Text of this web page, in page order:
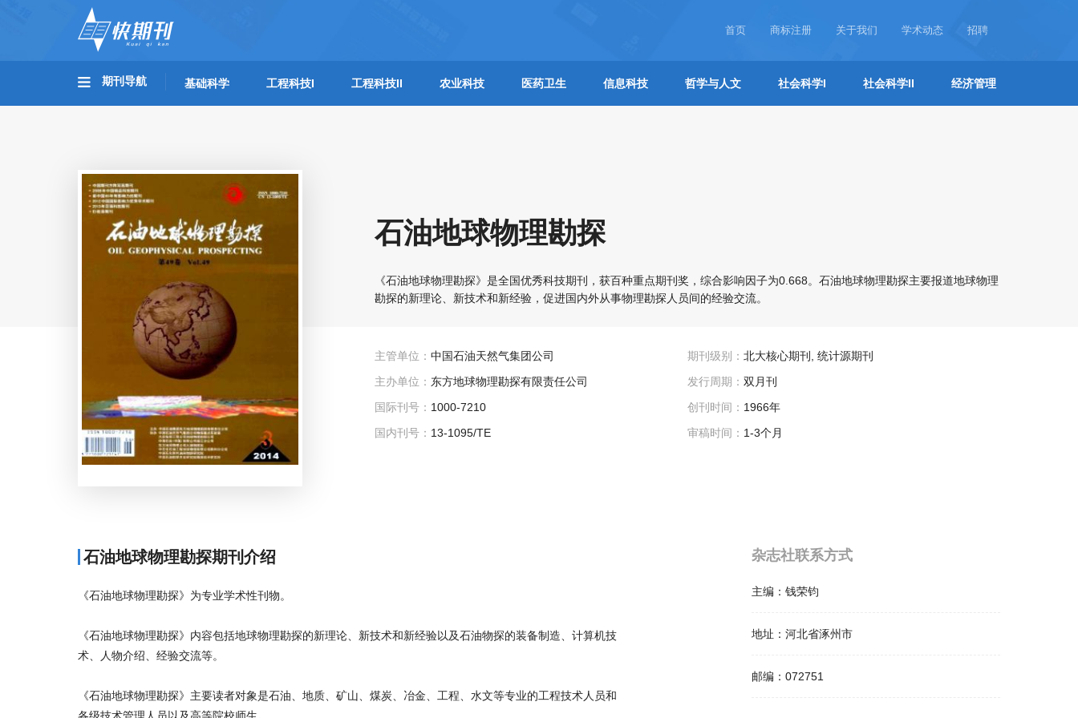
首页 商标注册 关于我们 学术动态 招聘
期刊导航 基础科学 工程科技I 工程科技II 农业科技 医药卫生 信息科技 哲学与人文 社会科学I 社会科学II 经济管理
石油地球物理勘探
《石油地球物理勘探》是全国优秀科技期刊，获百种重点期刊奖，综合影响因子为0.668。石油地球物理勘探主要报道地球物理
勘探的新理论、新技术和新经验，促进国内外从事物理勘探人员间的经验交流。
主管单位： 中国石油天然气集团公司
主办单位： 东方地球物理勘探有限责任公司
国际刊号： 1000-7210
国内刊号： 13-1095/TE
期刊级别： 北大核心期刊, 统计源期刊
发行周期： 双月刊
创刊时间： 1966年
审稿时间： 1-3个月
石油地球物理勘探期刊介绍
《石油地球物理勘探》为专业学术性刊物。
《石油地球物理勘探》内容包括地球物理勘探的新理论、新技术和新经验以及石油物探的装备制造、计算机技
术、人物介绍、经验交流等。
《石油地球物理勘探》主要读者对象是石油、地质、矿山、煤炭、冶金、工程、水文等专业的工程技术人员和
杂志社联系方式
主编： 钱荣钧
地址： 河北省涿州市
邮编： 072751